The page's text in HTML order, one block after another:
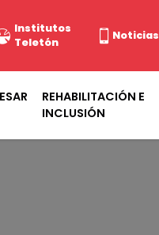
Institutos
Teletón
Noticias
REHABILITACIÓN E
INCLUSIÓN